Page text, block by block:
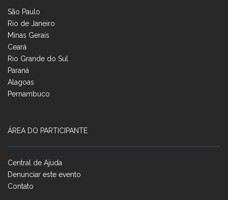
São Paulo
Rio de Janeiro
Minas Gerais
Ceará
Rio Grande do Sul
Paraná
Alagoas
Pernambuco
ÁREA DO PARTICIPANTE
Central de Ajuda
Denunciar este evento
Contato